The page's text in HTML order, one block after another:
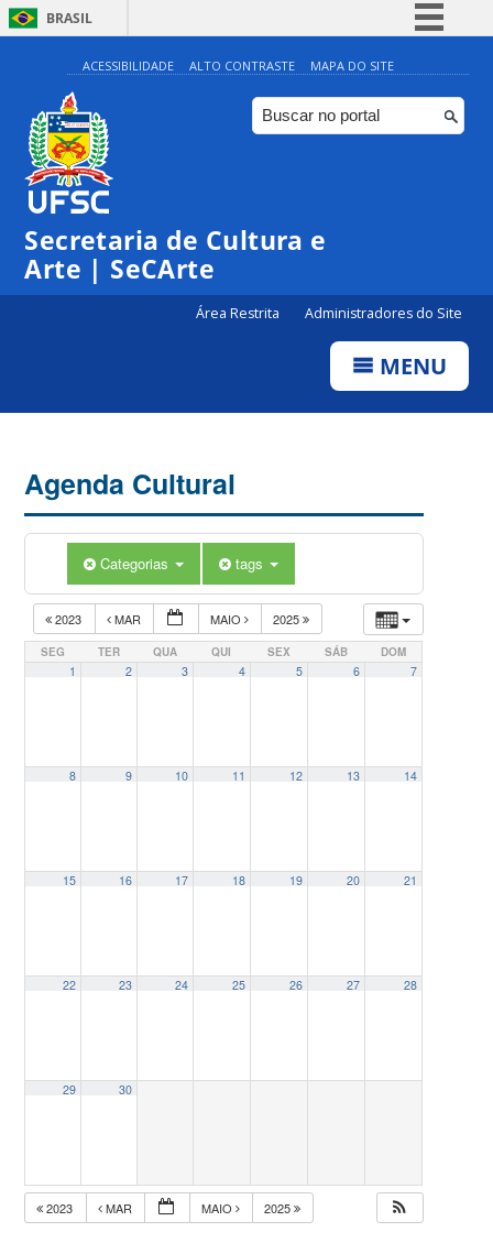
BRASIL
Simplifique!
Comunica BR
Participe
ACESSIBILIDADE ALTO CONTRASTE MAPA DO SITE
Secretaria de Cultura e
Arte | SeCArte
Área Restrita Administradores do Site
MENU
Agenda Cultural
Categorias tags
2023 MAR MAIO 2025
SEG TER QUA QUI SEX SÁB DOM
1 2 3 4 5 6 7
8 9 10 11 12 13 14
15 16 17 18 19 20 21
22 23 24 25 26 27 28
29 30
2023 MAR MAIO 2025